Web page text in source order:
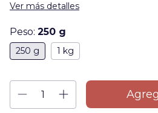
Ver más detalles
Peso: 250 g
250 g 1 kg